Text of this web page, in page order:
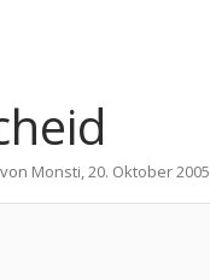
Monsti,20. Oktober 2005